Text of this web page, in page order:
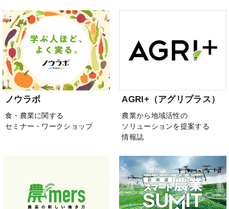
ノウラボ
食・農業に関する
セミナー・ワークショップ
AGRI+（アグリプラス）
農業から地域活性の
ソリューションを提案する
情報誌